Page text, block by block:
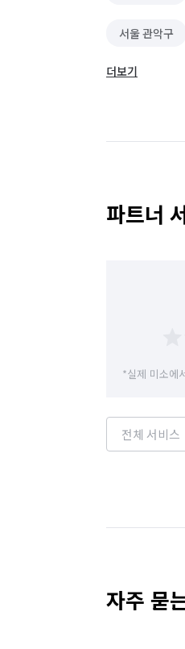
서울 관악구
서울 도봉구
서울 중랑구
더보기
파트너
*실제 미소에
자주 묻